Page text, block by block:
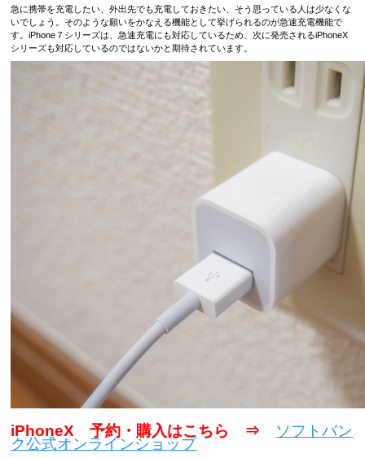
急に携帯を充電したい、外出先でも充電しておきたい、そう思っている人は少なくな
いでしょう。そのような願いをかなえる機能として挙げられるのが急速充電機能で
す。iPhone７シリーズは、急速充電にも対応しているため、次に発売されるiPhoneX
シリーズも対応しているのではないかと期待されています。
iPhoneX 予約・購入はこちら ⇒ ソフトバン
ク公式オンラインショップ